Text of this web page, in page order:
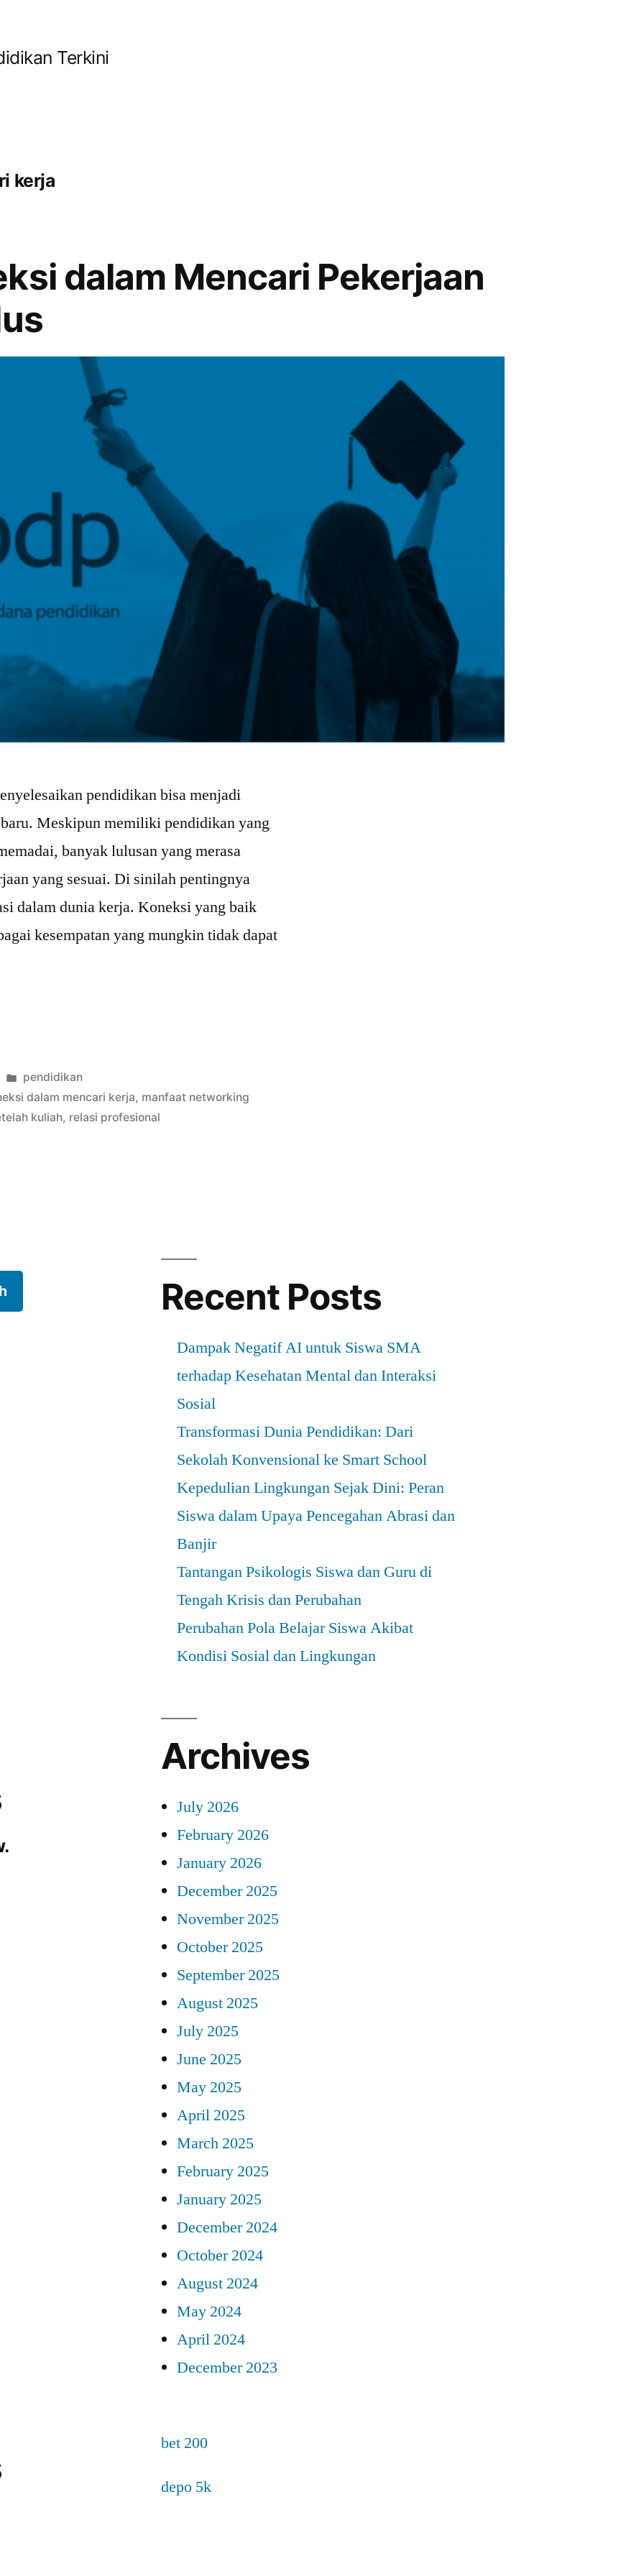
Terkini
kerja
dalam Mencari Pekerjaan
pendidikan bisa menjadi
Meskipun memiliki pendidikan yang
banyak lulusan yang merasa
yang sesuai. Di sinilah pentingnya
dalam dunia kerja. Koneksi yang baik
kesempatan yang mungkin tidak dapat
Posted
in
pendidikan
dalam mencari kerja, manfaat networking
kuliah, relasi profesional
Recent Posts
Dampak Negatif AI untuk Siswa SMA
terhadap Kesehatan Mental dan Interaksi
Sosial
Transformasi Dunia Pendidikan: Dari
Sekolah Konvensional ke Smart School
Kepedulian Lingkungan Sejak Dini: Peran
Siswa dalam Upaya Pencegahan Abrasi dan
Banjir
Tantangan Psikologis Siswa dan Guru di
Tengah Krisis dan Perubahan
Perubahan Pola Belajar Siswa Akibat
Kondisi Sosial dan Lingkungan
Archives
July 2026
February 2026
January 2026
December 2025
November 2025
October 2025
September 2025
August 2025
July 2025
June 2025
May 2025
April 2025
March 2025
February 2025
January 2025
December 2024
October 2024
August 2024
May 2024
April 2024
December 2023
bet 200
depo 5k